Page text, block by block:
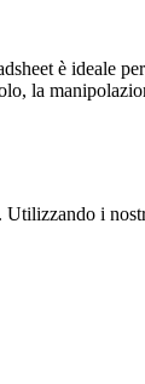
è ideale
la
i